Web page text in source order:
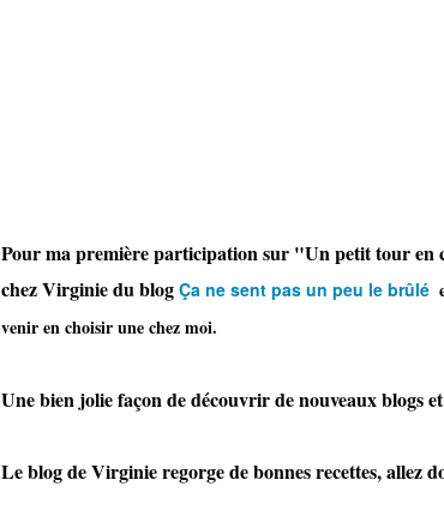
Pour ma première participation sur "Un petit tour en
chez Virginie du blog Ça ne sent pas un peu le brûlé
venir en choisir une chez moi.
Une bien jolie façon de découvrir de nouveaux blogs
Le blog de Virginie regorge de bonnes recettes, allez